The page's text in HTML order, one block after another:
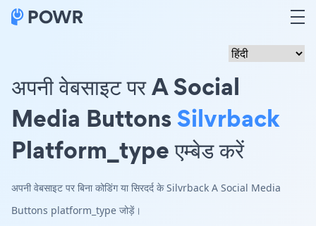
अपनी वेबसाइट पर A Social
Media ButtonsSilvrback
Platform_type एम्बेड करें
अपनी वेबसाइट पर बिना कोडिंग या सिरदर्द के Silvrback A Social Media
Buttons platform_type जोड़ें।